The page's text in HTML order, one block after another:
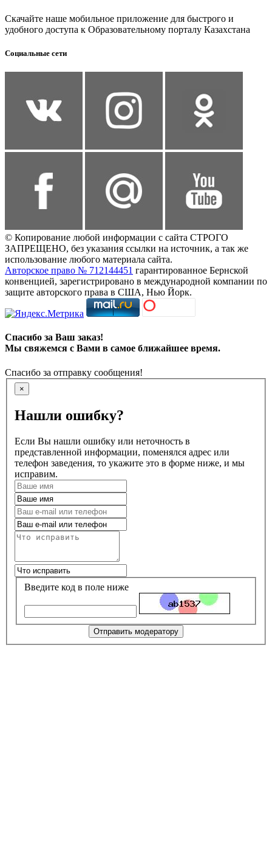
Скачайте наше мобильное приложение для быстрого и
удобного доступа к Образовательному порталу Казахстана
Социальные сети
© Копирование любой информации с сайта СТРОГО
ЗАПРЕЩЕНО, без указания ссылки на источник, а так же
использование любого материала сайта.
Авторское право № 712144451 гарантированное Бернской
конвенцией, зарегистрировано в международной компании по
защите авторского права в США, Нью Йорк.
Спасибо за Ваш заказ!
Мы свяжемся с Вами в самое ближайшее время.
Спасибо за отправку сообщения!
×
Нашли ошибку?
Если Вы нашли ошибку или неточность в
представленной информации, поменялся адрес или
телефон заведения, то укажите это в форме ниже, и мы
исправим.
Введите код в поле ниже
Отправить модератору